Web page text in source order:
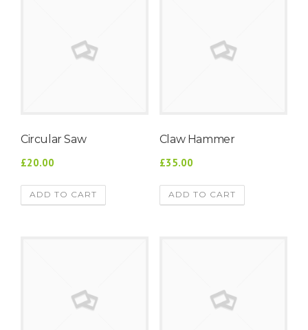
Circular Saw
£20.00
ADD TO CART
Claw Hammer
£35.00
ADD TO CART